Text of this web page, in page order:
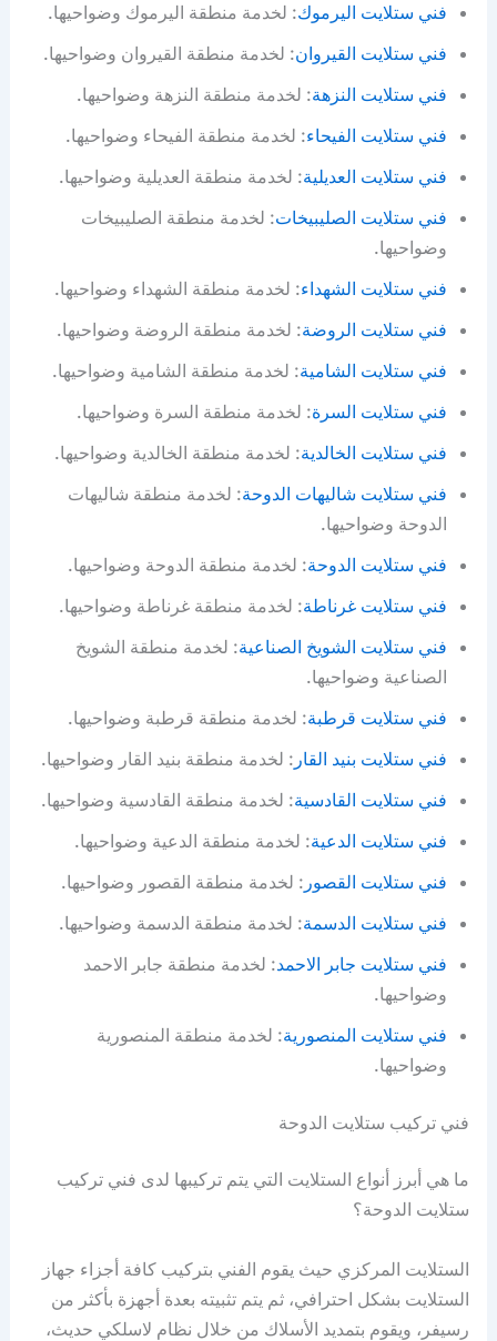
فني ستلايت اليرموك: لخدمة منطقة اليرموك وضواحيها.
فني ستلايت القيروان: لخدمة منطقة القيروان وضواحيها.
فني ستلايت النزهة: لخدمة منطقة النزهة وضواحيها.
فني ستلايت الفيحاء: لخدمة منطقة الفيحاء وضواحيها.
فني ستلايت العديلية: لخدمة منطقة العديلية وضواحيها.
فني ستلايت الصليبيخات: لخدمة منطقة الصليبيخات
وضواحيها.
فني ستلايت الشهداء: لخدمة منطقة الشهداء وضواحيها.
فني ستلايت الروضة: لخدمة منطقة الروضة وضواحيها.
فني ستلايت الشامية: لخدمة منطقة الشامية وضواحيها.
فني ستلايت السرة: لخدمة منطقة السرة وضواحيها.
فني ستلايت الخالدية: لخدمة منطقة الخالدية وضواحيها.
فني ستلايت شاليهات الدوحة: لخدمة منطقة شاليهات
الدوحة وضواحيها.
فني ستلايت الدوحة: لخدمة منطقة الدوحة وضواحيها.
فني ستلايت غرناطة: لخدمة منطقة غرناطة وضواحيها.
فني ستلايت الشويخ الصناعية: لخدمة منطقة الشويخ
الصناعية وضواحيها.
فني ستلايت قرطبة: لخدمة منطقة قرطبة وضواحيها.
فني ستلايت بنيد القار : لخدمة منطقة بنيد القار وضواحيها.
فني ستلايت القادسية: لخدمة منطقة القادسية وضواحيها.
فني ستلايت الدعية: لخدمة منطقة الدعية وضواحيها.
فني ستلايت القصور : لخدمة منطقة القصور وضواحيها.
فني ستلايت الدسمة: لخدمة منطقة الدسمة وضواحيها.
فني ستلايت جابر الاحمد: لخدمة منطقة جابر الاحمد
وضواحيها.
فني ستلايت المنصورية: لخدمة منطقة المنصورية
وضواحيها.
فني تركيب ستلايت الدوحة
ما هي أبرز أنواع الستلايت التي يتم تركيبها لدى فني تركيب
ستلايت الدوحة؟
الستلايت المركزي حيث يقوم الفني بتركيب كافة أجزاء جهاز
الستلايت بشكل احترافي، ثم يتم تثبيته بعدة أجهزة بأكثر من
رسيفر، ويقوم بتمديد الأسلاك من خلال نظام لاسلكي حديث،